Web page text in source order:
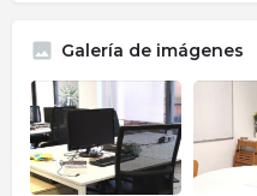
Galería de imágenes